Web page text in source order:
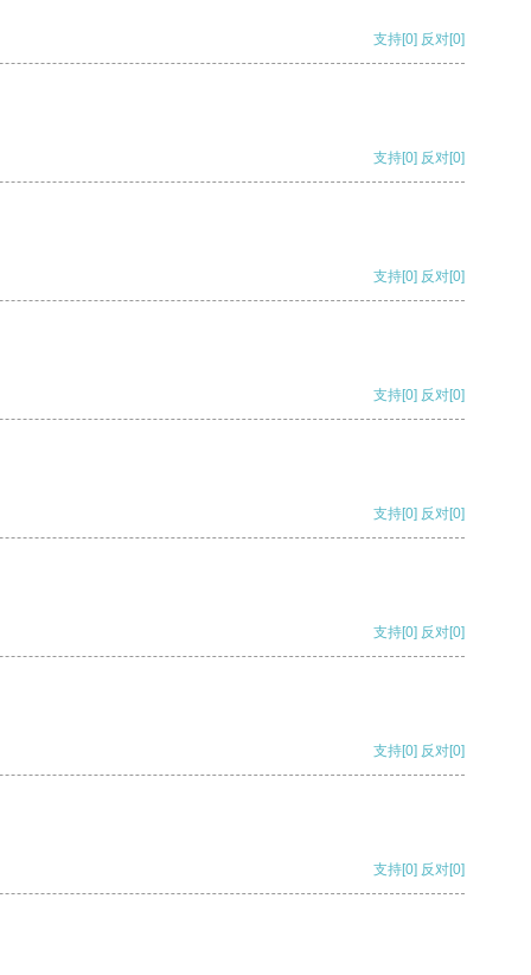
支持[0] 反对[0]
支持[0] 反对[0]
支持[0] 反对[0]
支持[0] 反对[0]
支持[0] 反对[0]
支持[0] 反对[0]
支持[0] 反对[0]
支持[0] 反对[0]